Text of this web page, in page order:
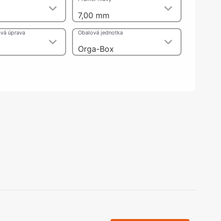
nohy, Nábytkové nohy a
nastavení
kování
kluzáky a kolečka
7,00 mm
úprava
Orga-Box
Obalová jednotka